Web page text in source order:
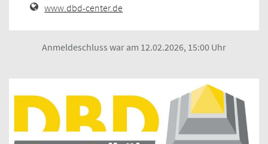
www.dbd-center.de
Anmeldeschluss war am 12.02.2026, 15:00 Uhr